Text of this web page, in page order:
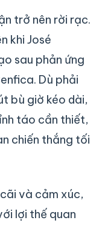
trở nên rời rạc.
khi José
sau phản ứng
Dù phải
bù giờ kéo dài,
táo cần thiết,
chiến thắng tối
và cảm xúc,
lợi thế quan